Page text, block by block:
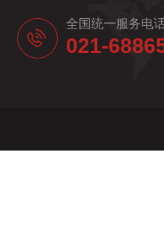
全国统一服务电
021-